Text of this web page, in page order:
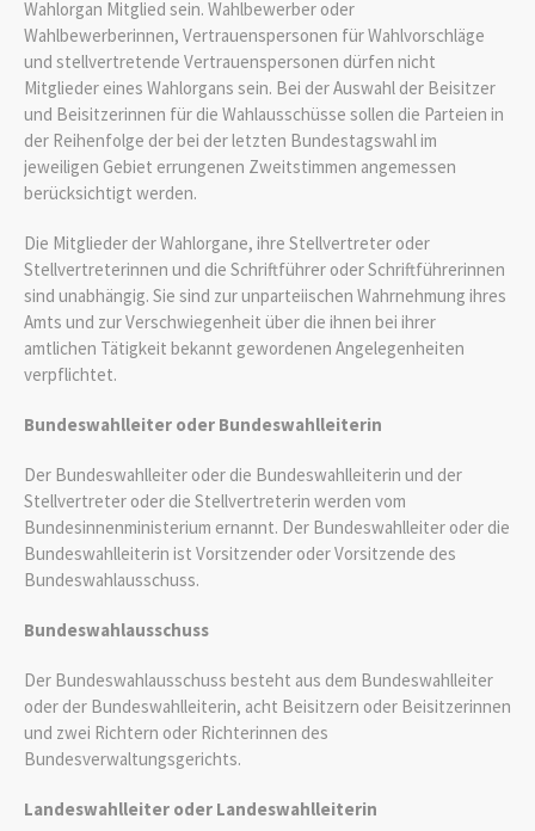
Wahlorgan Mitglied sein. Wahlbewerber oder
Wahlbewerberinnen, Vertrauenspersonen für Wahlvorschläge
und stellvertretende Vertrauenspersonen dürfen nicht
Mitglieder eines Wahlorgans sein. Bei der Auswahl der Beisitzer
und Beisitzerinnen für die Wahlausschüsse sollen die Parteien in
der Reihenfolge der bei der letzten Bundestagswahl im
jeweiligen Gebiet errungenen Zweitstimmen angemessen
berücksichtigt werden.
Die Mitglieder der Wahlorgane, ihre Stellvertreter oder
Stellvertreterinnen und die Schriftführer oder Schriftführerinnen
sind unabhängig. Sie sind zur unparteiischen Wahrnehmung ihres
Amts und zur Verschwiegenheit über die ihnen bei ihrer
amtlichen Tätigkeit bekannt gewordenen Angelegenheiten
verpflichtet.
Bundeswahlleiter oder Bundeswahlleiterin
Der Bundeswahlleiter oder die Bundeswahlleiterin und der
Stellvertreter oder die Stellvertreterin werden vom
Bundesinnenministerium ernannt. Der Bundeswahlleiter oder die
Bundeswahlleiterin ist Vorsitzender oder Vorsitzende des
Bundeswahlausschuss.
Bundeswahlausschuss
Der Bundeswahlausschuss besteht aus dem Bundeswahlleiter
oder der Bundeswahlleiterin, acht Beisitzern oder Beisitzerinnen
und zwei Richtern oder Richterinnen des
Bundesverwaltungsgerichts.
Landeswahlleiter oder Landeswahlleiterin